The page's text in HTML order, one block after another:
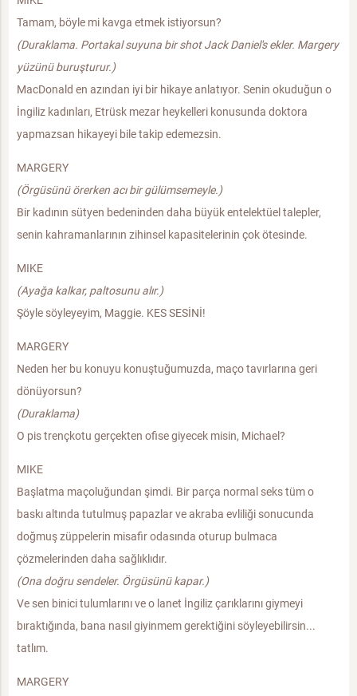
Tamam, böyle mi kavga etmek istiyorsun?
(Duraklama. Portakal suyuna bir shot Jack Daniel's ekler. Margery
yüzünü buruşturur.)
MacDonald en azından iyi bir hikaye anlatıyor. Senin okuduğun o
İngiliz kadınları, Etrüsk mezar heykelleri konusunda doktora
yapmazsan hikayeyi bile takip edemezsin.
MARGERY
(Örgüsünü örerken acı bir gülümsemeyle.)
Bir kadının sütyen bedeninden daha büyük entelektüel talepler,
senin kahramanlarının zihinsel kapasitelerinin çok ötesinde.
MIKE
(Ayağa kalkar, paltosunu alır.)
Şöyle söyleyeyim, Maggie. KES SESİNİ!
MARGERY
Neden her bu konuyu konuştuğumuzda, maço tavırlarına geri
dönüyorsun?
(Duraklama)
O pis trençkotu gerçekten ofise giyecek misin, Michael?
MIKE
Başlatma maçoluğundan şimdi. Bir parça normal seks tüm o
baskı altında tutulmuş papazlar ve akraba evliliği sonucunda
doğmuş züppelerin misafir odasında oturup bulmaca
çözmelerinden daha sağlıklıdır.
(Ona doğru sendeler. Örgüsünü kapar.)
Ve sen binici tulumlarını ve o lanet İngiliz çarıklarını giymeyi
bıraktığında, bana nasıl giyinmem gerektiğini söyleyebilirsin...
tatlım.
MARGERY